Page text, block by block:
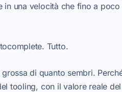
in una velocità che fino a poco
Tutto.
di quanto sembri.
tooling, con il valore reale